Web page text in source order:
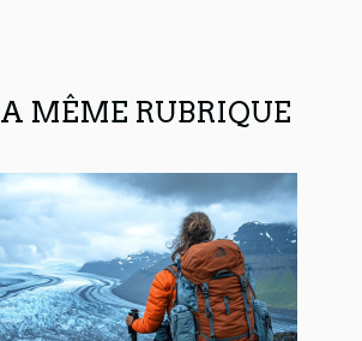
MÊME RUBRIQUE